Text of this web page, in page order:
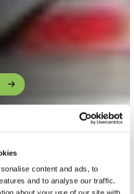
content and ads, to
and to analyse our traffic.
about your use of our site with